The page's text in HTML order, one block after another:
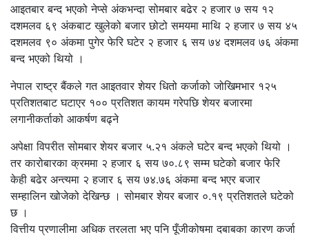
आइतबार बन्द भएको नेप्से अंकभन्दा सोमबार बढेर २ हजार ७ सय १२
दशमलव ६९ अंकबाट खुलेको बजार छोटो समयमा माथि २ हजार ७ सय ४५
दशमलव ९० अंकमा पुगेर फेरि घटेर २ हजार ६ सय ७४ दशमलव ७६ अंकमा
बन्द भएको थियो ।
नेपाल राष्ट्र बैंकले गत आइतवार शेयर धितो कर्जाको जोखिमभार १२५
प्रतिशतबाट घटाएर १०० प्रतिशत कायम गरेपछि शेयर बजारमा
लगानीकर्ताको आकर्षण बढ्ने
अपेक्षा विपरीत सोमबार शेयर बजार ५.२१ अंकले घटेर बन्द भएको थियो ।
तर कारोबारका क्रममा २ हजार ६ सय ७०.८९ सम्म घटेको बजार फेरि
केही बढेर अन्त्यमा २ हजार ६ सय ७४.७६ अंकमा बन्द भएर बजार
सम्हालिन खोजेको देखिन्छ । सोमबार शेयर बजार ०.१९ प्रतिशतले घटेको
छ ।
वित्तीय प्रणालीमा अधिक तरलता भए पनि पूँजीकोषमा दबाबका कारण कर्जा